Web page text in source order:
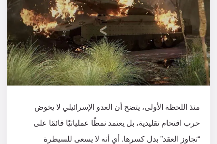
منذ اللحظة الأولى، يتضح أن العدو الإسرائيلي لا يخوض
حرب اقتحام تقليدية، بل يعتمد نمطًا عملياتيًا قائمًا على
“تجاوز العقد” بدل كسرها. أي أنه لا يسعى للسيطرة